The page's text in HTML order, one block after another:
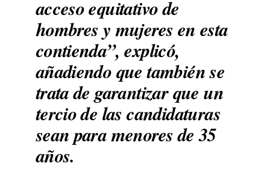
acceso equitativo de
hombres y mujeres en esta
contienda”, explicó,
añadiendo que también se
trata de garantizar que un
tercio de las candidaturas
sean para menores de 35
años.